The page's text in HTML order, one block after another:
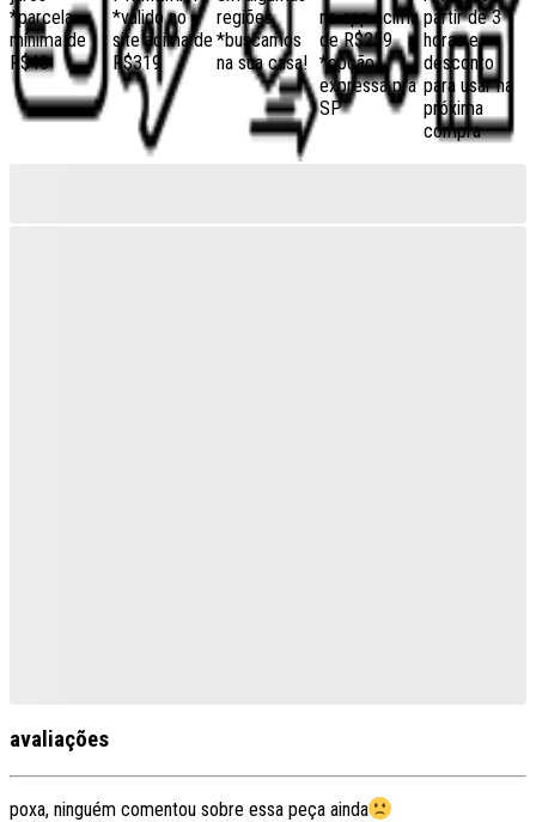
*parcela
mínima de
R$40
*válido no
site acima de
R$319
regiões,
*buscamos
na sua casa!
no app acima
de R$259
*opção
expressa pra
SP
partir de 3
horas e
desconto
para usar na
próxima
compra
avaliações
poxa, ninguém comentou sobre essa peça ainda